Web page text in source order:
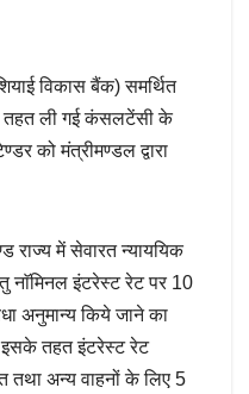
विकास बैंक) समर्थित
तहत ली गई कंसलटेंसी के
को मंत्रीमण्डल द्वारा
राज्य में सेवारत न्याययिक
नाॅमिनल इंटरेस्ट रेट पर 10
अनुमान्य किये जाने का
इसके तहत इंटरेस्ट रेट
तथा अन्य वाहनों के लिए 5